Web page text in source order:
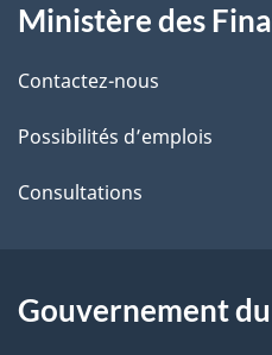
i
l
s
d
l
propos
de
ce
site
Ministère des
Contactez-nous
Possibilités d’emplois
Consultations
Gouvernement